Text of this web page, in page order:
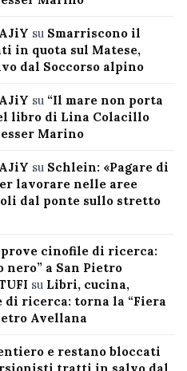
su Smarriscono il
in quota sul Matese,
dal Soccorso alpino
su “Il mare non porta
libro di Lina Colacillo
Marino
su Schlein: «Pagare di
lavorare nelle aree
dal ponte sullo stretto
cinofile di ricerca:
a San Pietro
su Libri, cucina,
ricerca: torna la “Fiera
Avellana
e restano bloccati